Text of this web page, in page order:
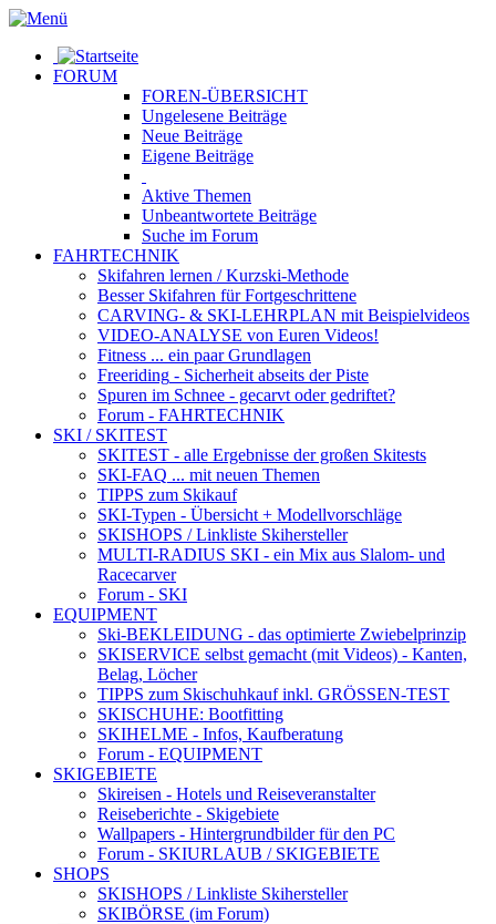
FORUM
FOREN-ÜBERSICHT
Ungelesene Beiträge
Neue Beiträge
Eigene Beiträge
Aktive Themen
Unbeantwortete Beiträge
Suche im Forum
FAHRTECHNIK
Skifahren lernen / Kurzski-Methode
Besser Skifahren für Fortgeschrittene
CARVING- & SKI-LEHRPLAN mit Beispielvideos
VIDEO-ANALYSE von Euren Videos!
Fitness ... ein paar Grundlagen
Freeriding - Sicherheit abseits der Piste
Spuren im Schnee - gecarvt oder gedriftet?
Forum - FAHRTECHNIK
SKI / SKITEST
SKITEST - alle Ergebnisse der großen Skitests
SKI-FAQ ... mit neuen Themen
TIPPS zum Skikauf
SKI-Typen - Übersicht + Modellvorschläge
SKISHOPS / Linkliste Skihersteller
MULTI-RADIUS SKI - ein Mix aus Slalom- und
Racecarver
Forum - SKI
EQUIPMENT
Ski-BEKLEIDUNG - das optimierte Zwiebelprinzip
SKISERVICE selbst gemacht (mit Videos) - Kanten,
Belag, Löcher
TIPPS zum Skischuhkaufinkl. GRÖSSEN-TEST
SKISCHUHE: Bootfitting
SKIHELME - Infos, Kaufberatung
Forum - EQUIPMENT
SKIGEBIETE
Skireisen - Hotels und Reiseveranstalter
Reiseberichte - Skigebiete
Wallpapers - Hintergrundbilder für den PC
Forum - SKIURLAUB / SKIGEBIETE
SHOPS
SKISHOPS / Linkliste Skihersteller
SKIBÖRSE (im Forum)